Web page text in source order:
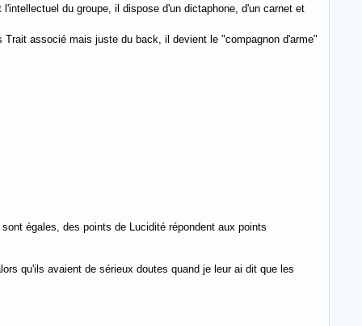
du groupe, il dispose d'un dictaphone, d'un carnet et
associé mais juste du back, il devient le "compagnon d'arme"
égales, des points de Lucidité répondent aux points
qu'ils avaient de sérieux doutes quand je leur ai dit que les